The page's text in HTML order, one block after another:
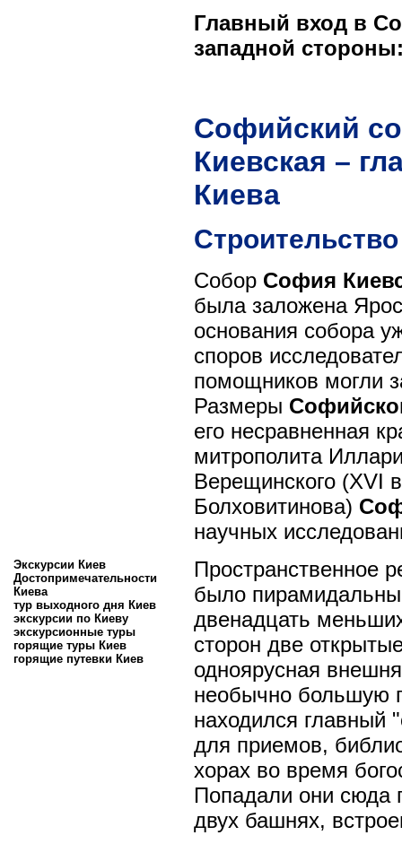
Экскурсии Киев
Достопримечательности
Киева
тур выходного дня Киев
экскурсии по Киеву
экскурсионные туры
горящие туры Киев
горящие путевки Киев
Главный вход в
западной
Софийский
Киевская –
Киева
Собор София
была заложена
основания собора
споров
помощников могли
Размеры
его несравненная
митрополита
Верещинского (XVI
Болховитинова)
научных
Пространственное
было
двенадцать
сторон две
одноярусная
необычно большую
находился главный
для приемов,
хорах во время
Попадали они сюда
двух башнях,